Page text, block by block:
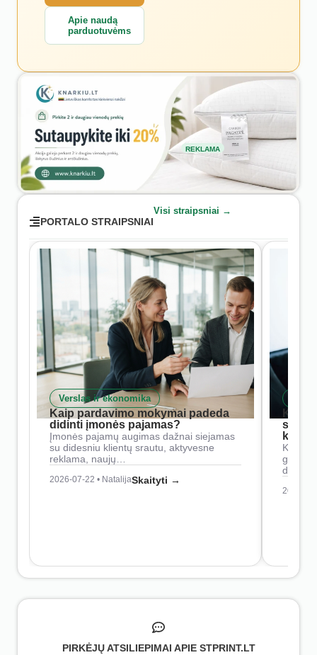
Apie naudą
parduotuvėms
REKLAMA
PORTALO STRAIPSNIAI
Visi straipsniai →
Verslas ir ekonomika
Kaip pardavimo mokymai padeda
didinti įmonės pajamas?
Įmonės pajamų augimas dažnai siejamas
su didesniu klientų srautu, aktyvesne
reklama, naujų…
2026-07-22 • NatalijaSkaityti →
Kaip
2026-
PIRKĖJŲ ATSILIEPIMAI APIE STPRINT.LT